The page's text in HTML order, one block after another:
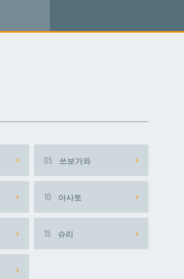
이시미네
이시미네
05 쓰보가와
10 아사토
15 슈리